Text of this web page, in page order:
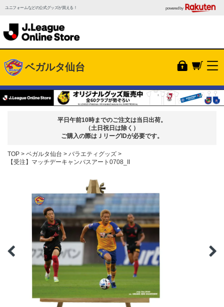
ユニフォームなどの公式グッズが買える！ powered by
ベガルタ仙台
平日午前10時までのご注文は当日出荷。
（土日祝日は除く）
ご購入の際はＪリーグIDが必要です。
TOP ベガルタ仙台
バラエティグッズ
【受注】マッチデーキャンバスアート0708_II